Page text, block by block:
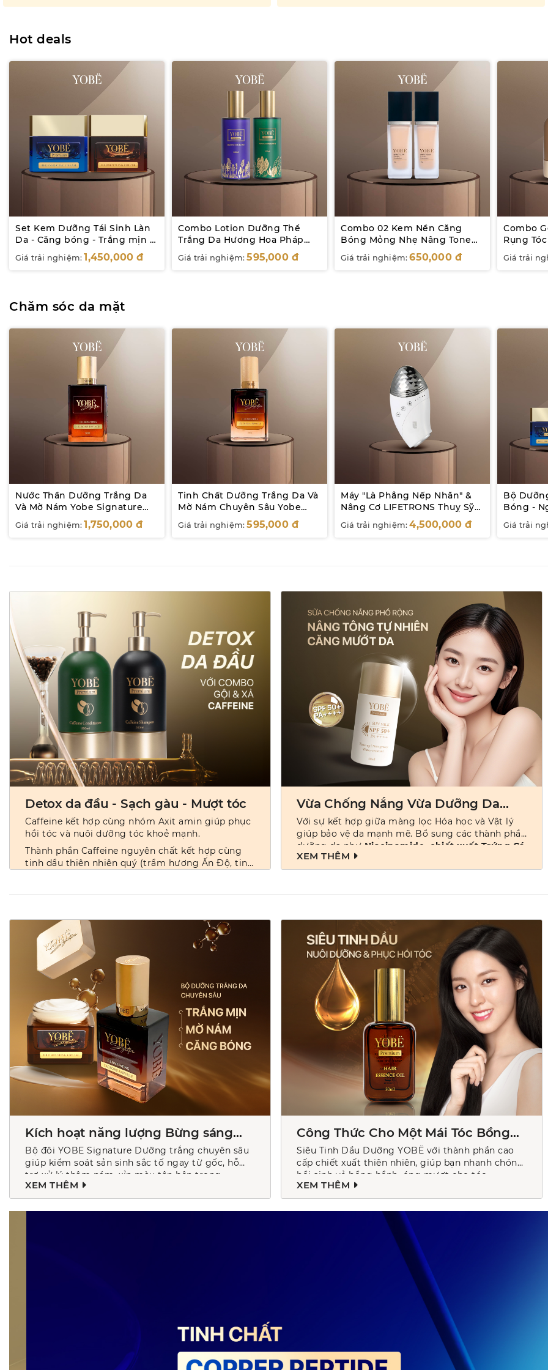
của Châu Âu.
Hot deals
Set Kem Dưỡng Tái Sinh Làn
Da - Căng bóng - Trắng mịn -
Mờ Nám YOBE
Giá trải nghiệm: 1,450,000đ
Combo Lotion Dưỡng Thể
Trắng Da Hương Hoa Pháp
YOBE
Giá trải nghiệm:595,000đ
Combo 02 Kem Nền Căng
Bóng Mỏng Nhẹ Nâng Tone
Tự Nhiên Yobe 30mL
Giá trải nghiệm:650,000đ
Combo
Rụng
Tóc YOBE
Giá trải
Chăm sóc da mặt
Nước Thần Dưỡng Trắng Da
Và Mờ Nám Yobe Signature
145mL
Giá trải nghiệm: 1,750,000đ
Tinh Chất Dưỡng Trắng Da Và
Mờ Nám Chuyên Sâu Yobe
Signature 60mL
Giá trải nghiệm:595,000đ
Máy "Là Phẳng Nếp Nhăn" &
Nâng Cơ LIFETRONS Thuỵ Sỹ
CM-400
Giá trải nghiệm:4,500,000đ
Bộ
Bóng -
Copper
Giá trải
Detox da đầu - Sạch gàu - Mượt tóc
Caffeine kết hợp cùng nhóm Axit amin giúp phục
hồi tóc và nuôi dưỡng tóc khoẻ mạnh.
Thành phần Caffeine nguyên chất kết hợp cùng
tinh dầu thiên nhiên quý (trầm hương Ấn Độ, tinh
Vừa Chống Nắng Vừa Dưỡng Da
Căng Mướt
Với sự kết hợp giữa màng lọc Hóa học và Vật lý
giúp bảo vệ da mạnh mẽ. Bổ sung các thành phần
dưỡng da như Niacinamide, chiết xuất Trứng Cá
Hồi,
Centella Asiatica Extract
hỗ trợ phục hồi tổn thương.
XEM THÊM
Kích hoạt năng lượng Bừng sáng
trong từng tế bào
Bộ đôi YOBE Signature Dưỡng trắng chuyên sâu
giúp kiểm soát sản sinh sắc tố ngay từ gốc, hỗ
trợ xử lý thâm nám, xỉn màu tận bên trong.
XEM THÊM
Công Thức Cho Một Mái Tóc Bồng
Bềnh Bóng Mượt
Siêu Tinh Dầu Dưỡng YOBË với thành phần cao
cấp chiết xuất thiên nhiên, giúp bạn nhanh chóng
hồi sinh vẻ bồng bềnh, óng mượt cho tóc.
XEM THÊM